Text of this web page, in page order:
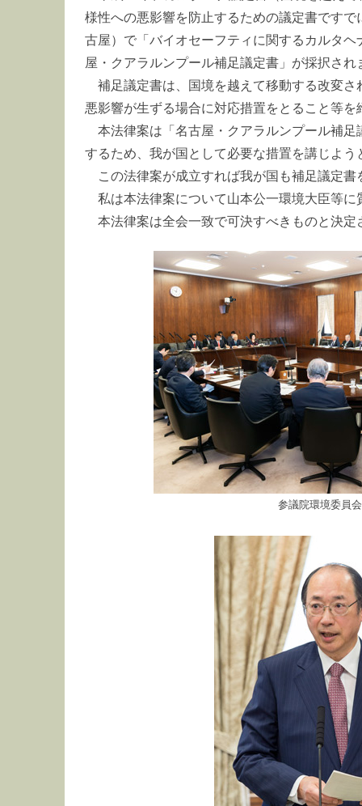
様性への悪影響を防止するための議定書です
古屋）で「バイオセーフティに関するカルタ
屋・クアラルンプール補足議定書」が採択され
補足議定書は、国境を越えて移動する改変
悪影響が生ずる場合に対応措置をとること等
本法律案は「名古屋・クアラルンプール補
するため、我が国として必要な措置を講じよう
この法律案が成立すれば我が国も補足議定
私は本法律案について山本公一環境大臣等に
本法律案は全会一致で可決すべきものと決定
参議院環境委員